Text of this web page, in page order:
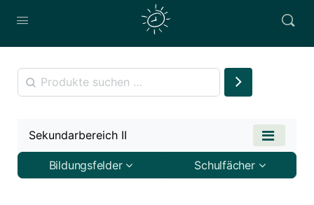
Sekundarbereich II
Bildungsfelder Schulfächer